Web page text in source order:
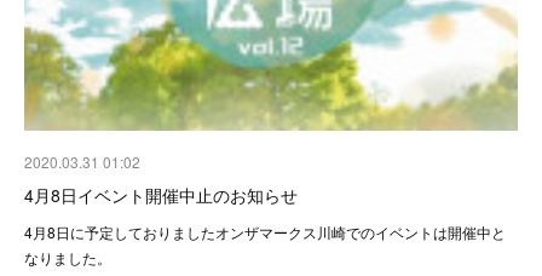
2020.03.31 01:02
4月8日イベント開催中止のお知らせ
4月8日に予定しておりましたオンザマークス川崎でのイベントは開催中と
なりました。